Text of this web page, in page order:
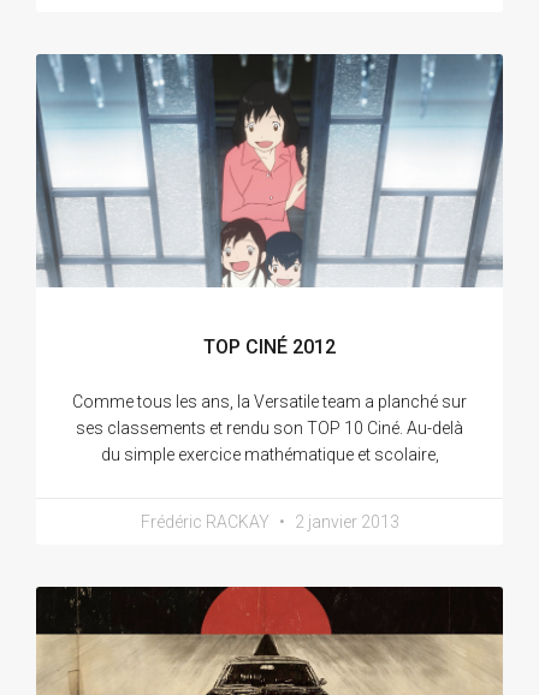
TOP CINÉ 2012
Comme tous les ans, la Versatile team a planché sur
ses classements et rendu son TOP 10 Ciné. Au-delà
du simple exercice mathématique et scolaire,
Frédéric RACKAY 2 janvier 2013